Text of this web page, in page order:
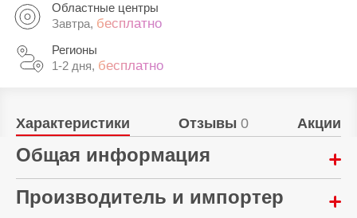
Областные центры
Завтра, бесплатно
Регионы
1-2 дня, бесплатно
Характеристики Отзывы 0 Акции
Общая информация
Тип:
Чехол-накладка
Производитель и импортер